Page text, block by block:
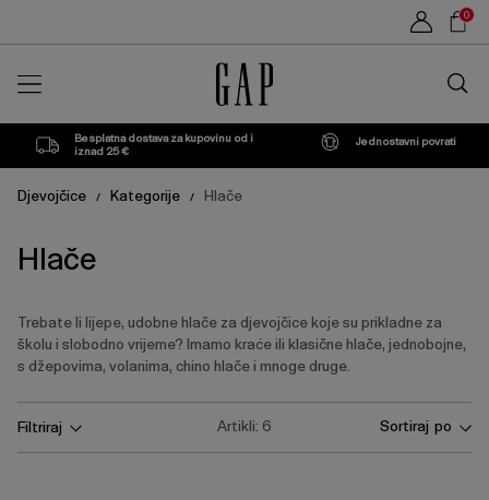
0
trgovini
Besplatna dostava za kupovinu od i
iznad 25 €
Jednostavni povrati
Djevojčice / Kategorije / Hlače
Hlače
Trebate li lijepe, udobne hlače za djevojčice koje su prikladne za
školu i slobodno vrijeme? Imamo kraće ili klasične hlače, jednobojne,
s džepovima, volanima, chino hlače i mnoge druge.
tipku
Enter
Filtriraj Artikli: 6 Sortiraj po